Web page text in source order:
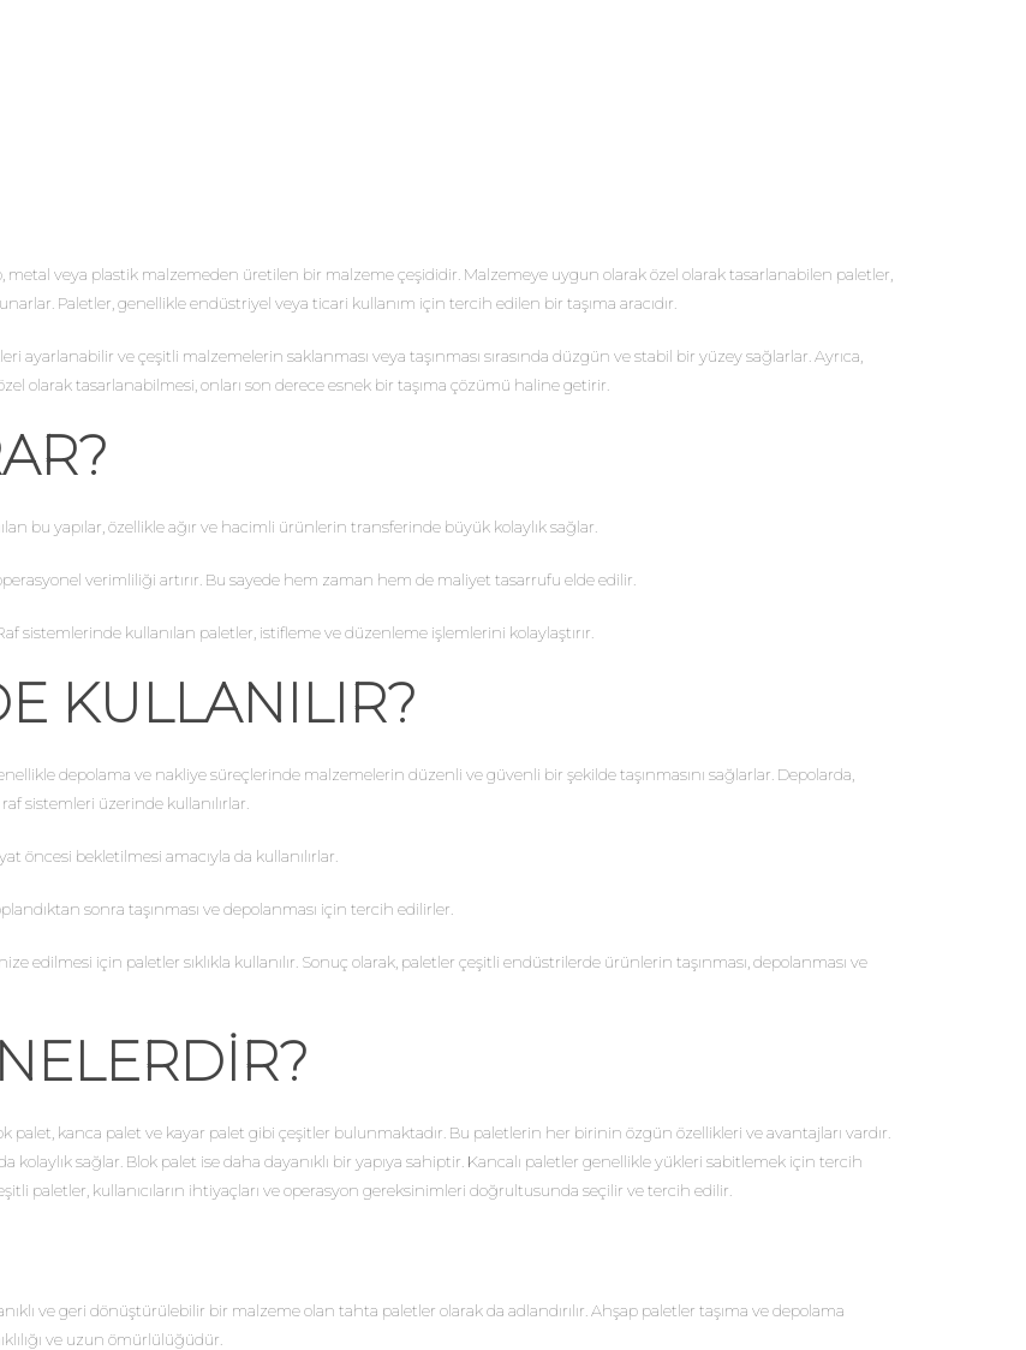
metal veya plastik malzemeden üretilen bir malzeme çeşididir. Malzemeye uygun olarak özel olarak tasarlanabilen paletler,
Paletler, genellikle endüstriyel veya ticari kullanım için tercih edilen bir taşıma aracıdır.
ayarlanabilir ve çeşitli malzemelerin saklanması veya taşınması sırasında düzgün ve stabil bir yüzey sağlarlar. Ayrıca,
olarak tasarlanabilmesi, onları son derece esnek bir taşıma çözümü haline getirir.
bu yapılar, özellikle ağır ve hacimli ürünlerin transferinde büyük kolaylık sağlar.
verimliliği artırır. Bu sayede hem zaman hem de maliyet tasarrufu elde edilir.
sistemlerinde kullanılan paletler, istifleme ve düzenleme işlemlerini kolaylaştırır.
KULLANILIR?
depolama ve nakliye süreçlerinde malzemelerin düzenli ve güvenli bir şekilde taşınmasını sağlarlar. Depolarda,
sistemleri üzerinde kullanılırlar.
öncesi bekletilmesi amacıyla da kullanılırlar.
sonra taşınması ve depolanması için tercih edilirler.
edilmesi için paletler sıklıkla kullanılır. Sonuç olarak, paletler çeşitli endüstrilerde ürünlerin taşınması, depolanması ve
palet, kanca palet ve kayar palet gibi çeşitler bulunmaktadır. Bu paletlerin her birinin özgün özellikleri ve avantajları vardır.
sağlar. Blok palet ise daha dayanıklı bir yapıya sahiptir. Kancalı paletler genellikle yükleri sabitlemek için tercih
paletler, kullanıcıların ihtiyaçları ve operasyon gereksinimleri doğrultusunda seçilir ve tercih edilir.
ve geri dönüştürülebilir bir malzeme olan tahta paletler olarak da adlandırılır. Ahşap paletler taşıma ve depolama
ve uzun ömürlülüğüdür.